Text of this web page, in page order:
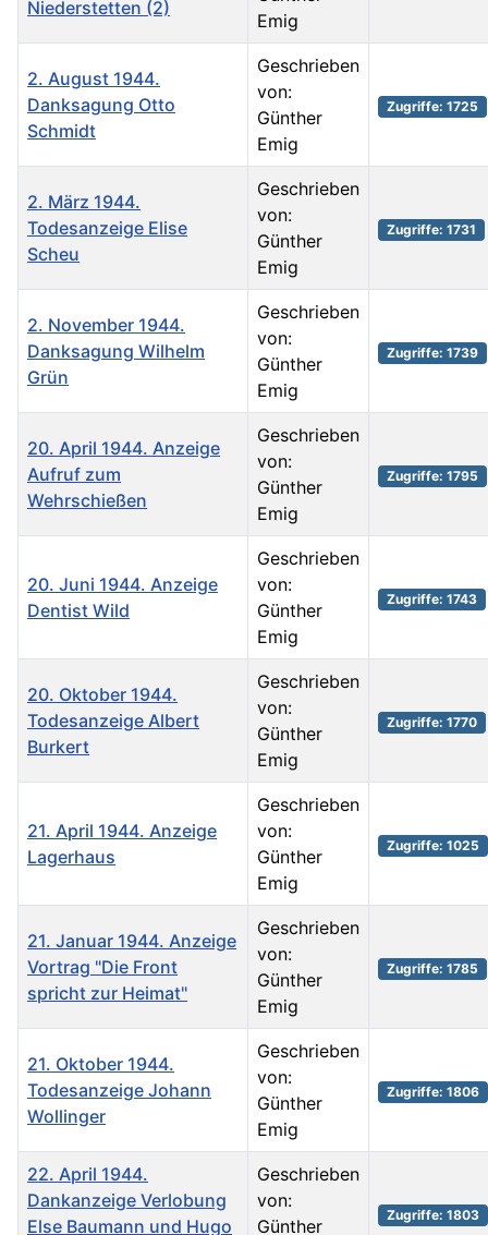
Niederstetten (2)
Emig
2. August 1944.
Danksagung Otto
Schmidt
Geschrieben
von:
Günther
Emig
Zugriffe: 1725
2. März 1944.
Todesanzeige Elise
Scheu
Geschrieben
von:
Günther
Emig
Zugriffe: 1731
2. November 1944.
Danksagung Wilhelm
Grün
Geschrieben
von:
Günther
Emig
Zugriffe: 1739
20. April 1944. Anzeige
Aufruf zum
Wehrschießen
Geschrieben
von:
Günther
Emig
Zugriffe: 1795
20. Juni 1944. Anzeige
Dentist Wild
Geschrieben
von:
Günther
Emig
Zugriffe: 1743
20. Oktober 1944.
Todesanzeige Albert
Burkert
Geschrieben
von:
Günther
Emig
Zugriffe: 1770
21. April 1944. Anzeige
Lagerhaus
Geschrieben
von:
Günther
Emig
Zugriffe: 1025
21. Januar 1944. Anzeige
Vortrag "Die Front
spricht zur Heimat"
Geschrieben
von:
Günther
Emig
Zugriffe: 1785
21. Oktober 1944.
Todesanzeige Johann
Wollinger
Geschrieben
von:
Günther
Emig
Zugriffe: 1806
22. April 1944.
Dankanzeige Verlobung
Else Baumann und Hugo
Geschrieben
von:
Günther
Zugriffe: 1803